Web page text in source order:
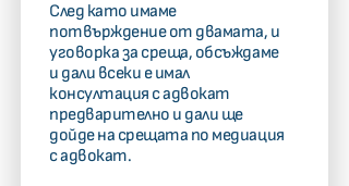
След като имаме
потвърждение от двамата, и
уговорка за среща, обсъждаме
и дали всеки е имал
консултация с адвокат
предварително и дали ще
дойде на срещата по медиация
с адвокат.